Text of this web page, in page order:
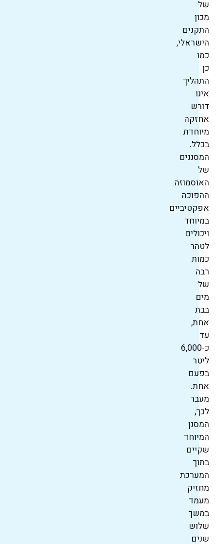
של
מכון
התקנים
הישראלי,
כמו
כן
התהליך
אינו
דורש
אחזקה
מיוחדת
בכלל.
המסננים
של
האוסמוזה
ההפוכה
אפקטיביים
במיוחד
ויכולים
לטהר
כמות
רבה
של
מים
בבת
אחת,
עד
כ-6,000
ליטר
בפעם
אחת.
מעבר
לכך,
המסנן
המיוחד
שקיים
בתוך
המערכת
מחזיק
מעמד
במשך
שלוש
שנים